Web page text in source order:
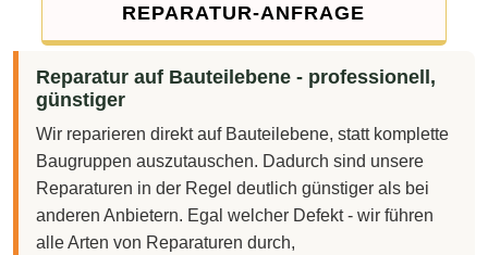
REPARATUR-ANFRAGE
Reparatur auf Bauteilebene - professionell,
günstiger
Wir reparieren direkt auf Bauteilebene, statt komplette
Baugruppen auszutauschen. Dadurch sind unsere
Reparaturen in der Regel deutlich günstiger als bei
anderen Anbietern. Egal welcher Defekt - wir führen
alle Arten von Reparaturen durch,